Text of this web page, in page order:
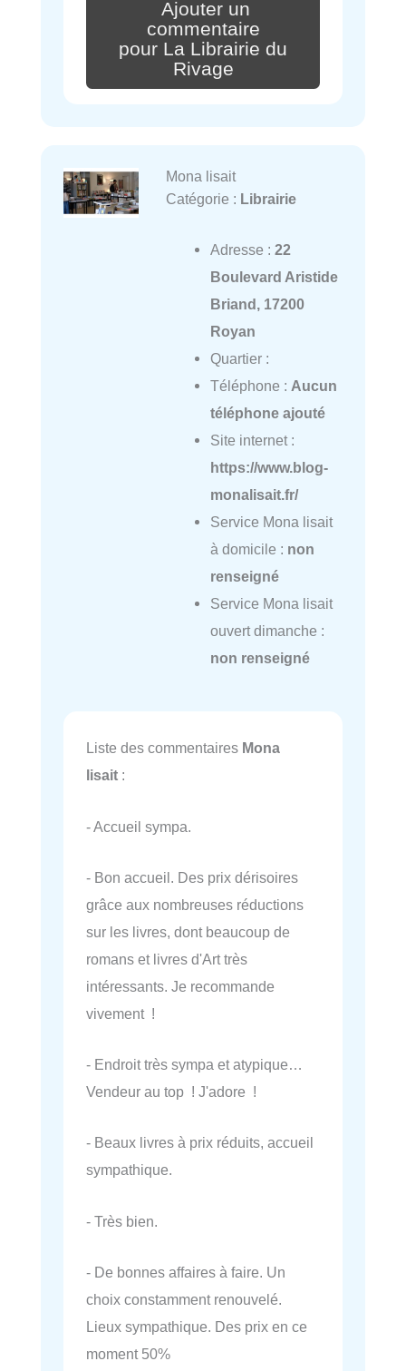
Ajouter un
commentaire
pour La Librairie du
Rivage
Mona lisait
Catégorie : Librairie
Adresse : 22
Boulevard Aristide
Briand, 17200
Royan
Quartier :
Téléphone : Aucun
téléphone ajouté
Site internet :
https://www.blog-
monalisait.fr/
Service Mona lisait
à domicile : non
renseigné
Service Mona lisait
ouvert dimanche :
non renseigné
Liste des commentaires Mona
lisait :
- Accueil sympa.
- Bon accueil. Des prix dérisoires
grâce aux nombreuses réductions
sur les livres, dont beaucoup de
romans et livres d'Art très
intéressants. Je recommande
vivement !
- Endroit très sympa et atypique…
Vendeur au top ! J'adore !
- Beaux livres à prix réduits, accueil
sympathique.
- Très bien.
- De bonnes affaires à faire. Un
choix constamment renouvelé.
Lieux sympathique. Des prix en ce
moment 50%